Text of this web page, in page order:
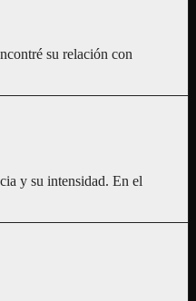
su relación con
y su intensidad. En el